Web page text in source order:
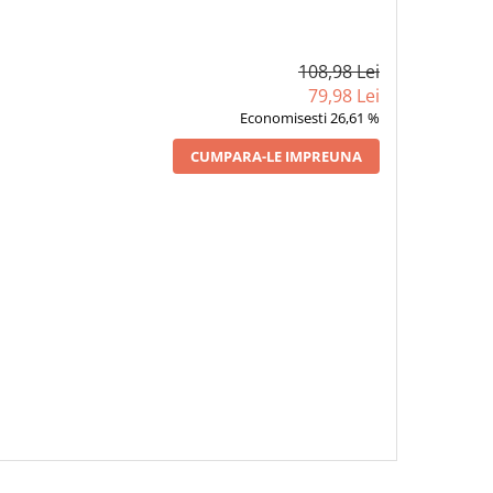
108,98 Lei
79,98 Lei
Economisesti 26,61 %
CUMPARA-LE IMPREUNA